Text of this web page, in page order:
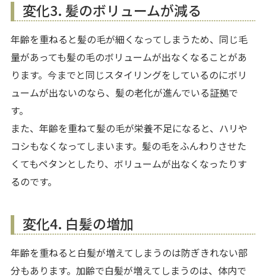
変化3. 髪のボリュームが減る
年齢を重ねると髪の毛が細くなってしまうため、同じ毛
量があっても髪の毛のボリュームが出なくなることがあ
ります。今までと同じスタイリングをしているのにボリ
ュームが出ないのなら、髪の老化が進んでいる証拠で
す。
また、年齢を重ねて髪の毛が栄養不足になると、ハリや
コシもなくなってしまいます。髪の毛をふんわりさせた
くてもペタンとしたり、ボリュームが出なくなったりす
るのです。
変化4. 白髪の増加
年齢を重ねると白髪が増えてしまうのは防ぎきれない部
分もあります。加齢で白髪が増えてしまうのは、体内で